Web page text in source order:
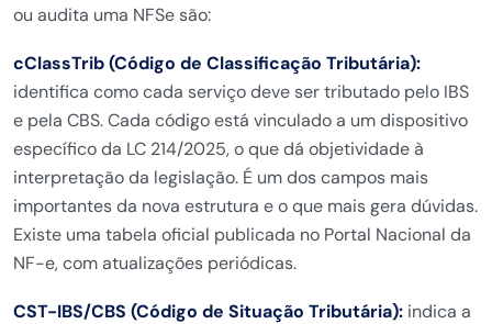
ou audita uma NFSe são:
cClassTrib (Código de Classificação Tributária):
identifica como cada serviço deve ser tributado pelo IBS
e pela CBS. Cada código está vinculado a um dispositivo
específico da LC 214/2025, o que dá objetividade à
interpretação da legislação. É um dos campos mais
importantes da nova estrutura e o que mais gera dúvidas.
Existe uma tabela oficial publicada no Portal Nacional da
NF-e, com atualizações periódicas.
CST-IBS/CBS (Código de Situação Tributária): indica a